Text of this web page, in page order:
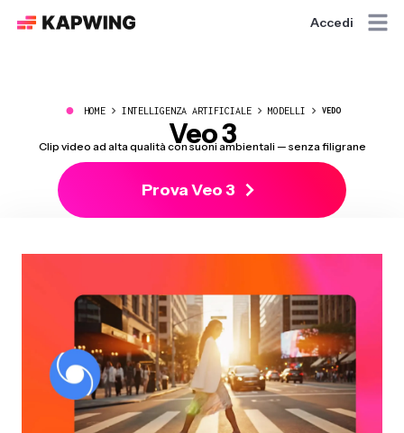
Accedi
● HOME INTELLIGENZA ARTIFICIALE MODELLI VEDO
Veo 3
Clip video ad alta qualità con suoni ambientali — senza filigrane
Prova Veo 3